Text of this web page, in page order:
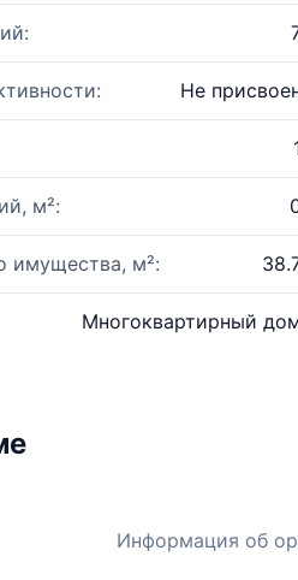
Не
м²:
имущества, м²:
Многоквартирный
Информация об